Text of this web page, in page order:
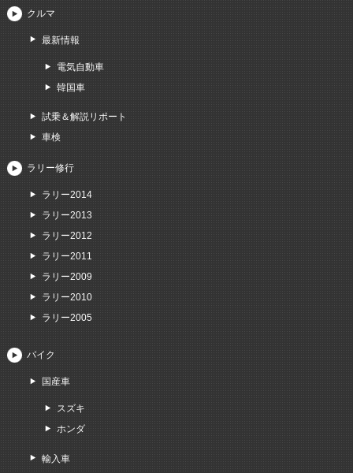
クルマ
最新情報
電気自動車
韓国車
試乗＆解説リポート
車検
ラリー修行
ラリー2014
ラリー2013
ラリー2012
ラリー2011
ラリー2009
ラリー2010
ラリー2005
バイク
国産車
スズキ
ホンダ
輸入車